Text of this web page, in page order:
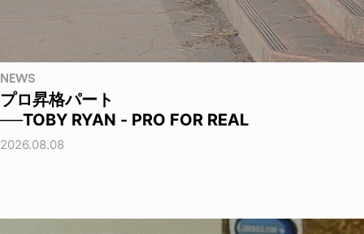
NEWS
プロ昇格パート
──TOBY RYAN - PRO FOR REAL
2026.08.08